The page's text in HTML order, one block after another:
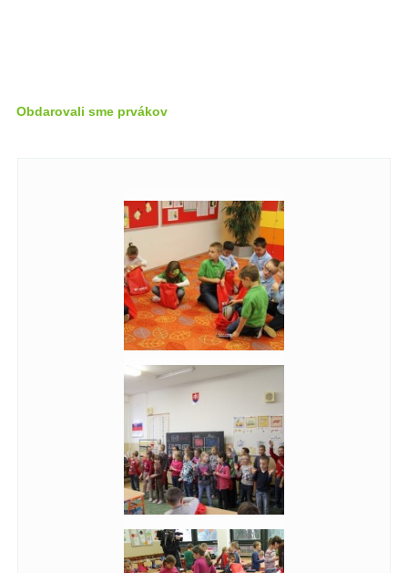
Obdarovali sme prvákov